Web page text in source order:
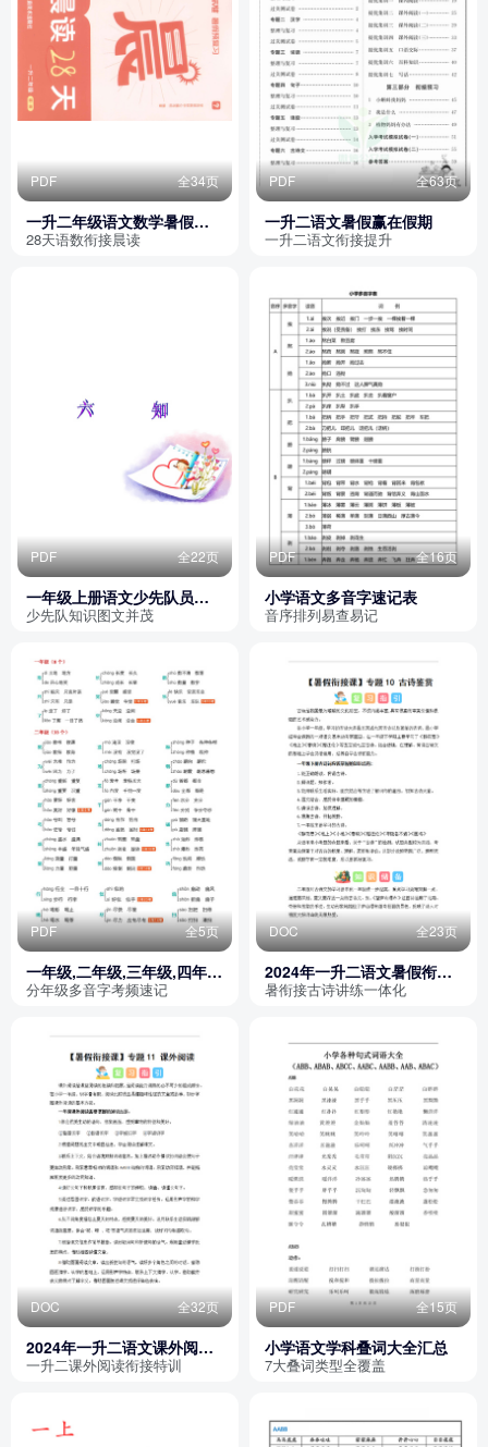
PDF 全34页
一升二年级语文数学暑假预
复习晨读28天
28天语数衔接晨读
PDF 全63页
一升二语文暑假赢在假期
一升二语文衔接提升
PDF 全22页
一年级上册语文少先队员六
知六会六一做知识点总结
少先队知识图文并茂
PDF 全16页
小学语文多音字速记表
音序排列易查易记
PDF 全5页
一年级,二年级,三年级,四年
级,五年级,六年级语文多音字
速记表（含5年考频）
分年级多音字考频速记
DOC 全23页
2024年一升二语文暑假衔接
古诗鉴赏（讲义和试题）
暑衔接古诗讲练一体化
DOC 全32页
2024年一升二语文课外阅读
暑假衔接课（讲义和试题）
一升二课外阅读衔接特训
PDF 全15页
小学语文学科叠词大全汇总
7大叠词类型全覆盖